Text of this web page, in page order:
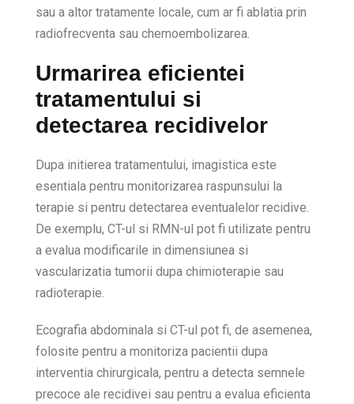
sau a altor tratamente locale, cum ar fi ablatia prin
radiofrecventa sau chemoembolizarea.
Urmarirea eficientei
tratamentului si
detectarea recidivelor
Dupa initierea tratamentului, imagistica este
esentiala pentru monitorizarea raspunsului la
terapie si pentru detectarea eventualelor recidive.
De exemplu, CT-ul si RMN-ul pot fi utilizate pentru
a evalua modificarile in dimensiunea si
vascularizatia tumorii dupa chimioterapie sau
radioterapie.
Ecografia abdominala si CT-ul pot fi, de asemenea,
folosite pentru a monitoriza pacientii dupa
interventia chirurgicala, pentru a detecta semnele
precoce ale recidivei sau pentru a evalua eficienta